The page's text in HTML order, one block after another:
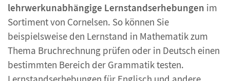
lehrwerkunabhängige Lernstandserhebungen im
Sortiment von Cornelsen. So können Sie
beispielsweise den Lernstand in Mathematik zum
Thema Bruchrechnung prüfen oder in Deutsch einen
bestimmten Bereich der Grammatik testen.